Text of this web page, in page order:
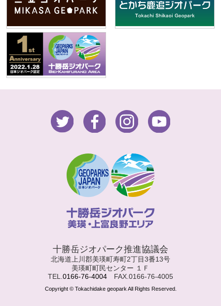
十勝岳ジオパーク推進協議会
北海道上川郡美瑛町寿町2丁目3番13号
美瑛町町民センター １Ｆ
TEL.0166-76-4004 FAX.0166-76-4005
Copyright © Tokachidake geopark All Rights Reserved.